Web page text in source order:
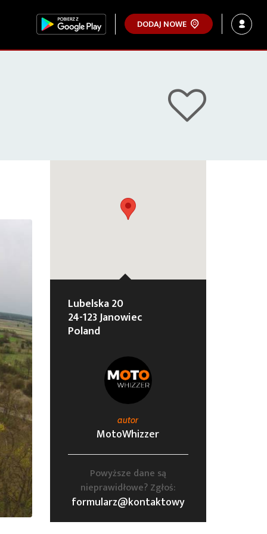
DODAJ NOWE
Lubelska 20
24-123 Janowiec
Poland
autor
MotoWhizzer
Powyższe dane są
nieprawidłowe? Zgłoś:
formularz@kontaktowy